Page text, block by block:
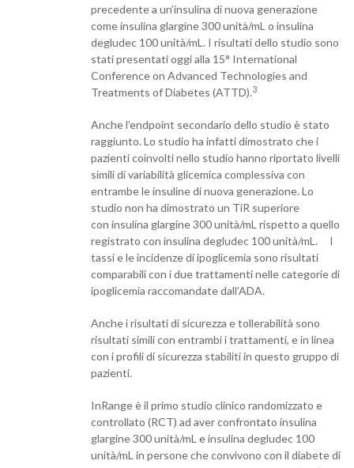
precedente a un’insulina di nuova generazione
come insulina glargine 300 unità/mL o insulina
degludec 100 unità/mL. I risultati dello studio sono
stati presentati oggi alla 15° International
Conference on Advanced Technologies and
Treatments of Diabetes (ATTD).3
Anche l’endpoint secondario dello studio è stato
raggiunto. Lo studio ha infatti dimostrato che i
pazienti coinvolti nello studio hanno riportato livelli
simili di variabilità glicemica complessiva con
entrambe le insuline di nuova generazione. Lo
studio non ha dimostrato un TiR superiore
con insulina glargine 300 unità/mL rispetto a quello
registrato con insulina degludec 100 unità/mL. I
tassi e le incidenze di ipoglicemia sono risultati
comparabili con i due trattamenti nelle categorie di
ipoglicemia raccomandate dall’ADA.
Anche i risultati di sicurezza e tollerabilità sono
risultati simili con entrambi i trattamenti, e in linea
con i profili di sicurezza stabiliti in questo gruppo di
pazienti.
InRange è il primo studio clinico randomizzato e
controllato (RCT) ad aver confrontato insulina
glargine 300 unità/mL e insulina degludec 100
unità/mL in persone che convivono con il diabete di